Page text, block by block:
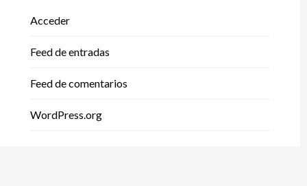
Acceder
Feed de entradas
Feed de comentarios
WordPress.org